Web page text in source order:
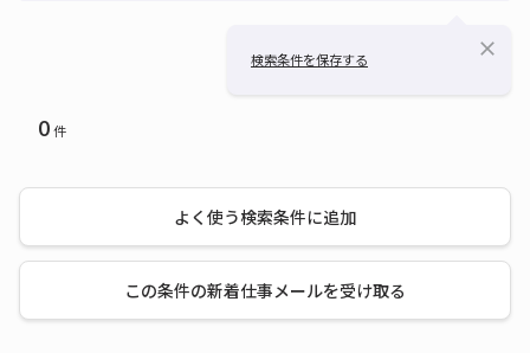
検索条件を保存する close
0件
よく使う検索条件に追加
この条件の新着仕事メールを受け取る